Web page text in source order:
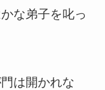
な弟子を叱っ
は開かれな